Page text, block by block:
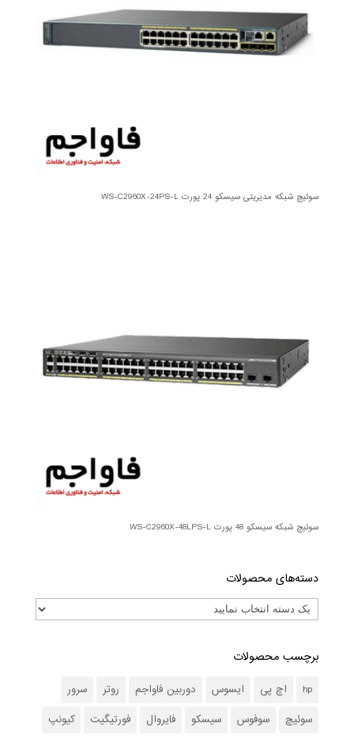
سوئیچ شبکه مدیریتی سیسکو 24 پورت WS-C2960X-24PS-L
سوئیچ شبکه سیسکو 48 پورت WS-C2960X-48LPS-L
دسته‌های محصولات
برچسب محصولات
hp اچ پی ایسوس دوربین فاواجم روتر
سرور
سوئیچ
سوفوس سیسکو فایروال فورتیگیت کیونپ